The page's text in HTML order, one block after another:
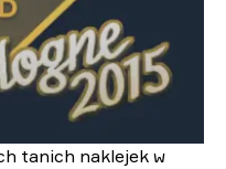
tanich naklejek w